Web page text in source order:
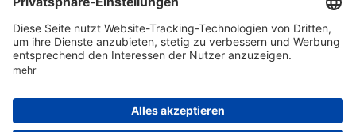
© 1998-2026by GSC Research GmbH
Datenschutz